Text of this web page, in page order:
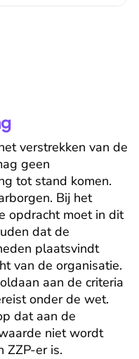
verstrekken van de
geen
tot stand komen.
Bij het
opdracht moet in dit
dat de
plaatsvindt
van de organisatie.
aan de criteria
onder de wet.
dat aan de
niet wordt
ZZP-er is.